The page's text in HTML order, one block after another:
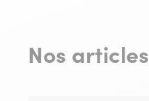
Nos articles